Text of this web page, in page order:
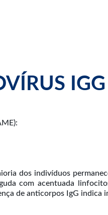
IGG
dos indivíduos
com acentuada